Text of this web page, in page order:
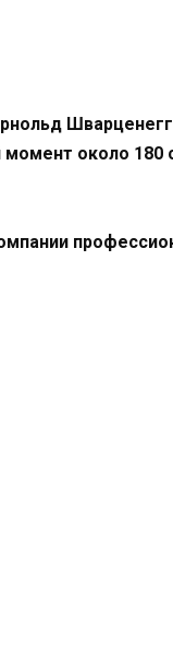
около 180